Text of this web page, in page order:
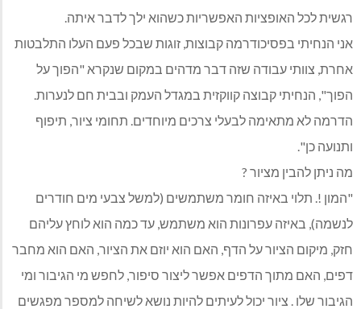
רגשית לכל האופציות האפשריות כשהוא ילך לדבר איתה.
אני הנחיתי בפסיכודרמה קבוצות, זוגות שבכל פעם העלו התלבטות
אחרת, צוותי עבודה שזה דבר מדהים במקום שנקרא "הפוך על
הפוך", הנחיתי קבוצה קווקזית במגדל העמק ובבית חם לנערות.
הדרמה לא מתאימה לבעלי צרכים מיוחדים. תחומי ציור, תיפוף
ותנועה כן".
מה ניתן להבין מציור ?
"המון !. תלוי באיזה חומר משתמשים (למשל צבעי מים חודרים
לנשמה), באיזה עפרונות הוא משתמש, עד כמה הוא לוחץ עליהם
חזק, מיקום הציור על הדף, האם הוא יוזם את הציור, האם הוא מחבר
דפים, האם מתוך הדפים אפשר ליצור סיפור, לחפש מי הגיבור ומי
הגיבור שלו . ציור יכול לעיתים להיות נושא לשיחה למספר מפגשים